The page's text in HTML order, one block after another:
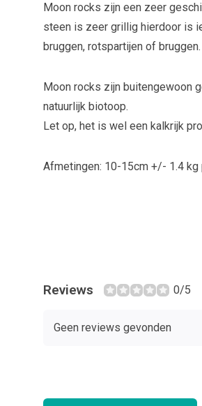
Moon rocks zijn een zeer
steen is zeer grillig hierdoor is
bruggen, rotspartijen of bruggen.
Moon rocks zijn buitengewoon
natuurlijk biotoop.
Let op, het is wel een kalkrijk
Afmetingen: 10-15cm +/- 1.4 kg
Reviews 0/5
Geen reviews gevonden